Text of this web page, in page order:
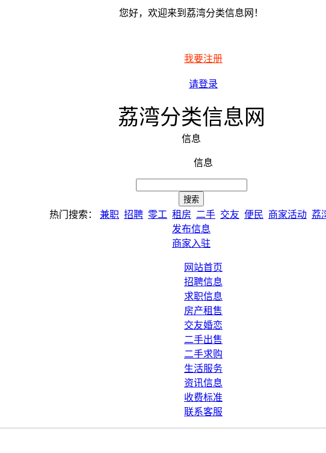
您好，欢迎来到荔湾分类信息网！
我要注册
请登录
荔湾分类信息网
信息
信息
热门搜索： 兼职 招聘 零工 租房 二手 交友 便民 商家活动 荔
发布信息
商家入驻
网站首页
招聘信息
求职信息
房产租售
交友婚恋
二手出售
二手求购
生活服务
资讯信息
收费标准
联系客服